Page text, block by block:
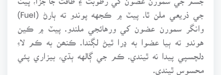
جي ذريعي ملن ٿا. پيٽ ۾ ڪجهه پوندو ته ٻارڻ (Fuel)
وانگر سمورن عضون کي ورهائجي ملندو. پيٽ ۾ ڪين
هوندو ته ٻيا عضوا به ڍرا ٿيڻ لڳندا. ڪنھن به ڪم لاءِ
دلچسپي پيدا نه ٿيندي. ڪم جي ڳالهه ٻڌي، بيزاري پئي